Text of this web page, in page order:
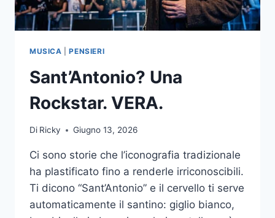
MUSICA |PENSIERI
Sant’Antonio? Una
Rockstar. VERA.
Di Ricky Giugno 13, 2026
Ci sono storie che l’iconografia tradizionale
ha plastificato fino a renderle irriconoscibili.
Ti dicono “Sant’Antonio” e il cervello ti serve
automaticamente il santino: giglio bianco,